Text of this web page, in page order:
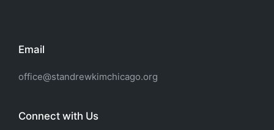
Email
office@standrewkimchicago.org
Connect with Us